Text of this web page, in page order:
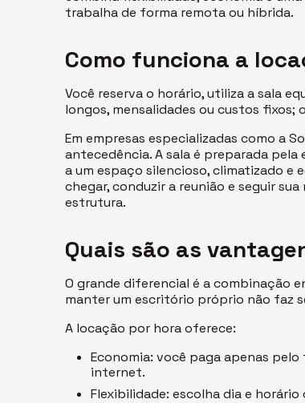
trabalha de forma remota ou híbrida.
Como funciona a
Você reserva o horário, utiliza a sala
longos, mensalidades ou custos fixos;
Em empresas especializadas como a
antecedência. A sala é preparada
a um espaço silencioso, climatizado e
chegar, conduzir a reunião e seguir
estrutura.
Quais são as
O grande diferencial é a combinação
manter um escritório próprio não faz
A locação por hora oferece:
Economia: você paga apenas
internet.
Flexibilidade: escolha dia e